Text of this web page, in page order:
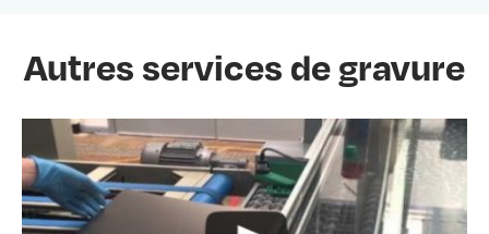
Autres services de gravure